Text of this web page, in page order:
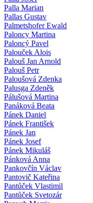
Palla Marian
Pallas Gustav
Palmetshofer Ewald
Paloncy Martina
Paloncý Pavel
Palouček Alois
Palouš Jan Arnold
Palouš Petr
Paloušová Zdenka
Palusga Zdeněk
Pálušová Martina
Panáková Beata
Pánek Daniel
Pánek František
Pánek Jan
Pánek Josef
Pánek Mikuláš
Pánková Anna
Pankovčín Václav
Pantovič Kateřina
Pantůček Vlastimil
Pantůček Svetozár